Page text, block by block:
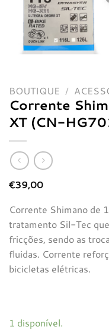
BOUTIQUE /
Corrente
XT (CN-
€39,00
Corrente Shimano de
tratamento Sil-Tec
fricções, sendo as
fluidas. Corrente
bicicletas elétricas.
1 disponível.